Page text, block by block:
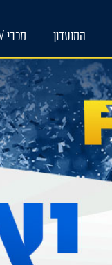
המועדון מכבי TV